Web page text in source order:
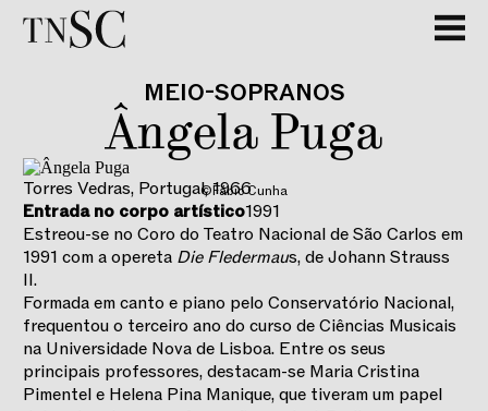
MEIO-SOPRANOS
Ângela Puga
©Fábio Cunha
Torres Vedras, Portugal,1966
Entrada no corpo artístico1991
Estreou-se no Coro do Teatro Nacional de São Carlos em
1991 com a opereta Die Fledermaus, de Johann Strauss
II.
Formada em canto e piano pelo Conservatório Nacional,
frequentou o terceiro ano do curso de Ciências Musicais
na Universidade Nova de Lisboa. Entre os seus
principais professores, destacam-se Maria Cristina
Pimentel e Helena Pina Manique, que tiveram um papel